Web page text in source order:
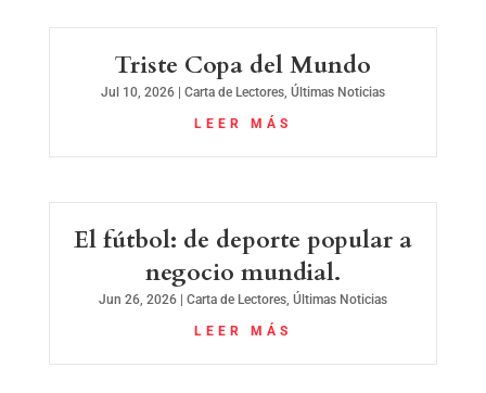
Triste Copa del Mundo
Jul 10, 2026| Carta de Lectores, Últimas Noticias
LEER MÁS
El fútbol: de deporte popular a
negocio mundial.
Jun 26, 2026| Carta de Lectores, Últimas Noticias
LEER MÁS